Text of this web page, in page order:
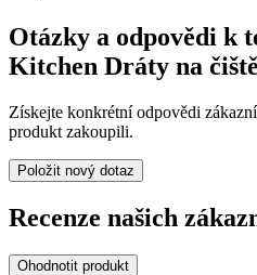
Otázky a odpovědi k
Kitchen Dráty na
Získejte konkrétní odpovědi
produkt zakoupili.
Položit nový dotaz
Recenze našich
Ohodnotit produkt